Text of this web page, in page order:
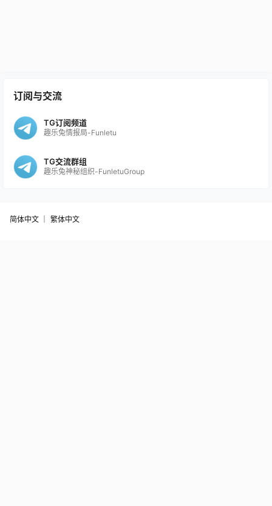
订阅与交流
TG订阅频道
趣乐兔情报局-Funletu
TG交流群组
趣乐兔神秘组织-FunletuGroup
简体中文 ｜ 繁体中文